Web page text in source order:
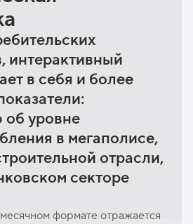
интерактивный
в себя и более
уровне
в мегаполисе,
отрасли,
секторе
формате отражается